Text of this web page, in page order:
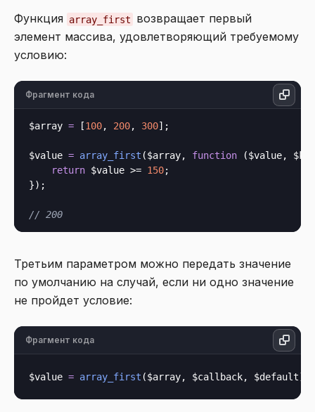
Функция array_first
возвращает первый
элемент массива, удовлетворяющий требуемому
условию:
Фрагмент кода
$array = [100, 200, 300];
$value = array_first ($array, function ($value, $key
return $value >= 150;
});
// 200
Третьим параметром можно передать значение
по умолчанию на случай, если ни одно значение
не пройдет условие:
Фрагмент кода
$value = array_first